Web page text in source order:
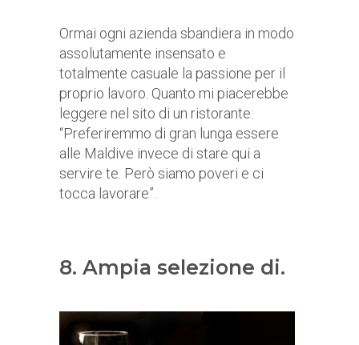
Ormai ogni azienda sbandiera in modo
assolutamente insensato e
totalmente casuale la passione per il
proprio lavoro. Quanto mi piacerebbe
leggere nel sito di un ristorante:
“Preferiremmo di gran lunga essere
alle Maldive invece di stare qui a
servire te. Però siamo poveri e ci
tocca lavorare”.
8. Ampia selezione di.